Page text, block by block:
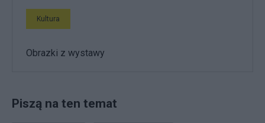
Kultura
Obrazki z wystawy
Piszą na ten temat